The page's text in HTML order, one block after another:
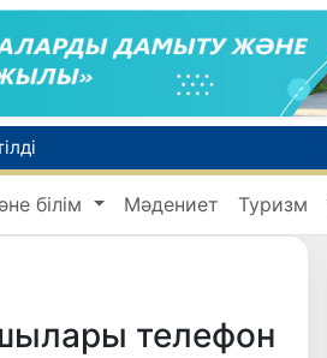
Адам саудасынан зардап шеккен азаматтар әлеуметтік қызметтермен қамтылады
Тарихи күн: Өзбекстанның «Самарқант-2028» жасанды серігі орбитаға сәтті шығарылды
білім Мәдениет Туризм
телефон